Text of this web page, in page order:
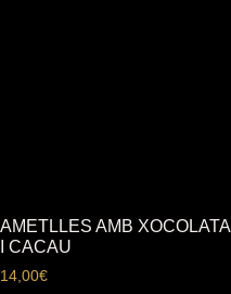
AMETLLES AMB XOCOLATA
I CACAU
14,00€